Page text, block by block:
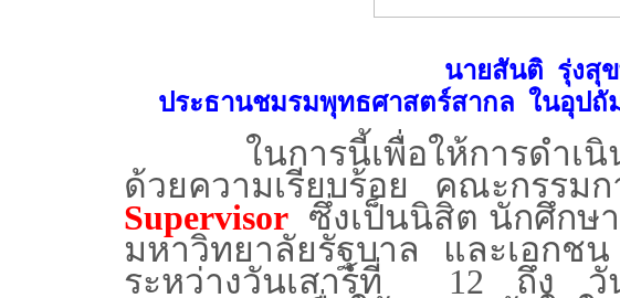
นายสันติ รุ่งสุ
ประธานชมรมพุทธศาสตร์สากล ในอุปถั
ในการนี้เพื่อให้การดำเ
ด้วยความเรียบร้อย คณะกรรม
Supervisor ซึ่งเป็นนิสิต นักศึกษ
มหาวิทยาลัยรัฐบาล และเอก
ระหว่างวันเสาร์ที่ 12 ถึง วั